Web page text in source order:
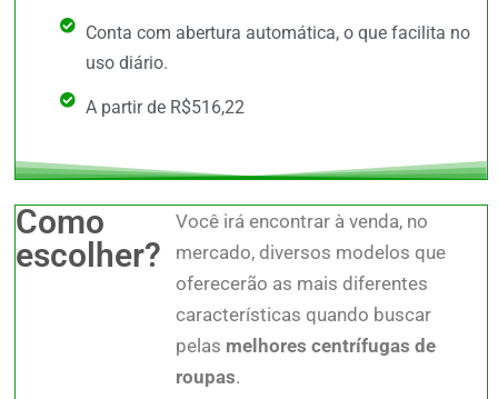
Conta com abertura automática, o que facilita no
uso diário.
A partir de R$516,22
Como
escolher?
Você irá encontrar à venda, no
mercado, diversos modelos que
oferecerão as mais diferentes
características quando buscar
pelas melhores centrífugas de
roupas.